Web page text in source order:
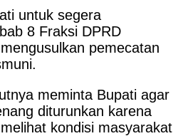
untuk segera
8 Fraksi DPRD
pemecatan
meminta Bupati agar
diturunkan karena
kondisi masyarakat